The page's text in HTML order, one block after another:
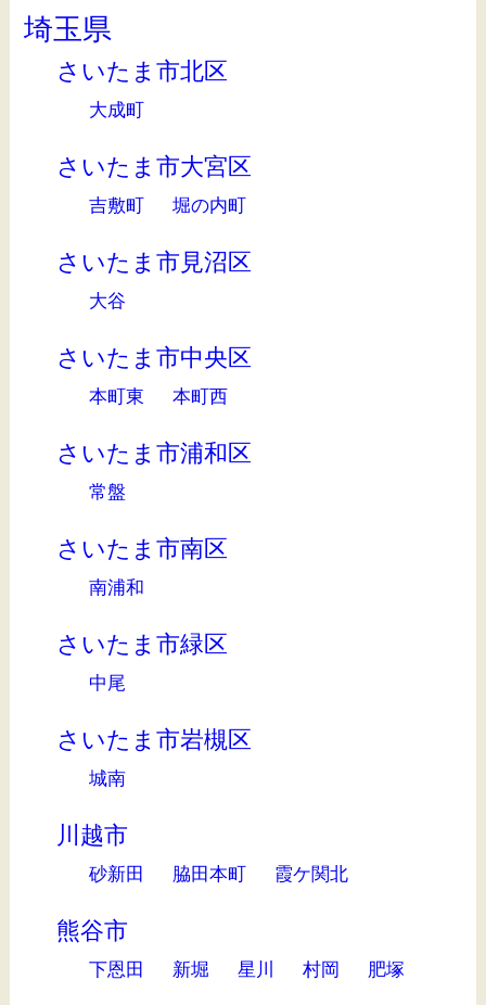
埼玉県
さいたま市北区
大成町
さいたま市大宮区
吉敷町 堀の内町
さいたま市見沼区
大谷
さいたま市中央区
本町東 本町西
さいたま市浦和区
常盤
さいたま市南区
南浦和
さいたま市緑区
中尾
さいたま市岩槻区
城南
川越市
砂新田 脇田本町 霞ケ関北
熊谷市
下恩田 新堀 星川 村岡 肥塚